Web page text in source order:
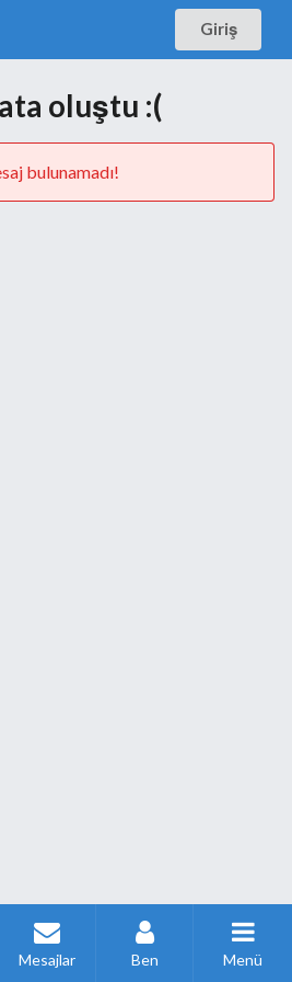
Giriş
oluştu :(
bulunamadı!
Mesajlar Ben Menü